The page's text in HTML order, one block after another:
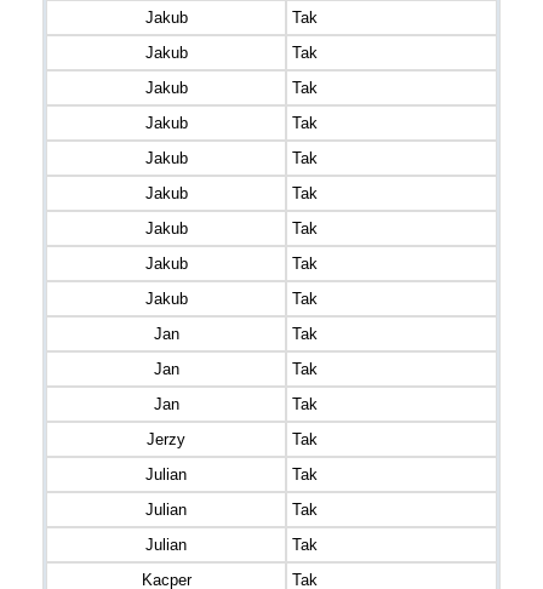
Jakub
Tak
Jakub
Tak
Jakub
Tak
Jakub
Tak
Jakub
Tak
Jakub
Tak
Jakub
Tak
Jakub
Tak
Jakub
Tak
Jan
Tak
Jan
Tak
Jan
Tak
Jerzy
Tak
Julian
Tak
Julian
Tak
Julian
Tak
Kacper
Tak